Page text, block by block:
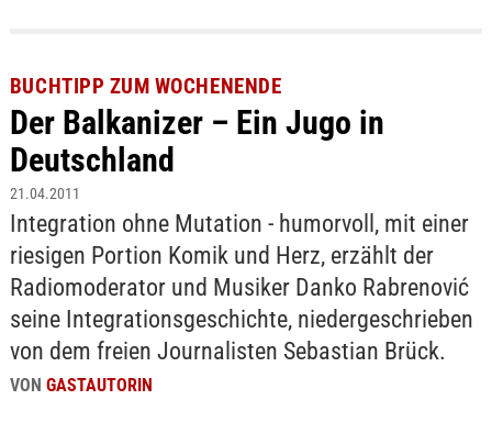
BUCHTIPP ZUM WOCHENENDE
Der Balkanizer – Ein Jugo in
Deutschland
21.04.2011
Integration ohne Mutation - humorvoll, mit einer
riesigen Portion Komik und Herz, erzählt der
Radiomoderator und Musiker Danko Rabrenović
seine Integrationsgeschichte, niedergeschrieben
von dem freien Journalisten Sebastian Brück.
VON GASTAUTORIN